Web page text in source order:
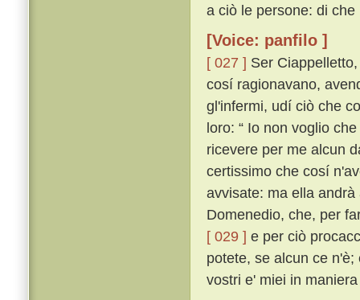
a ciò le persone: di
[Voice: panfilo ]
[ 027 ] Ser
cosí ragionavano,
gl'infermi, udí ciò che
loro: “ Io non voglio
ricevere per me alcun
certissimo che cosí
avvisate: ma ella
Domenedio, che, per
[ 029 ] e per ciò
potete, se alcun ce
vostri e' miei in